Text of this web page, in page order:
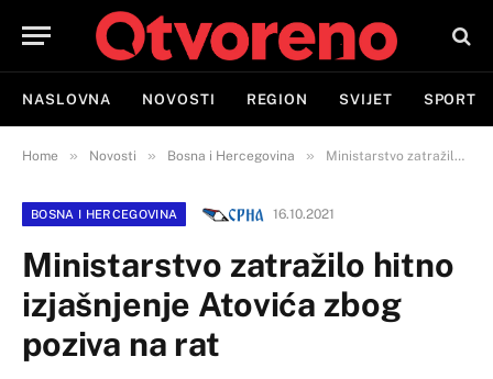
NASLOVNA NOVOSTI REGION SVIJET SPORT
Home » Novosti » Bosna i Hercegovina » Ministarstvo zatražilo hitno izjašnjenje Atovića zbog poziva na rat
BOSNA I HERCEGOVINA 16.10.2021
Ministarstvo zatražilo hitno
izjašnjenje Atovića zbog
poziva na rat